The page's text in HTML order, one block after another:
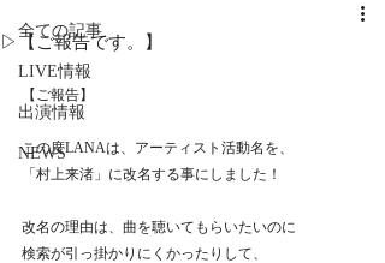
全ての記事
LIVE情報
出演情報
NEWS
▷【ご報告です。】
【ご報告】
この度LANAは、アーティスト活動名を、
「村上来渚」に改名する事にしました！
改名の理由は、曲を聴いてもらいたいのに
検索が引っ掛かりにくかったりして、